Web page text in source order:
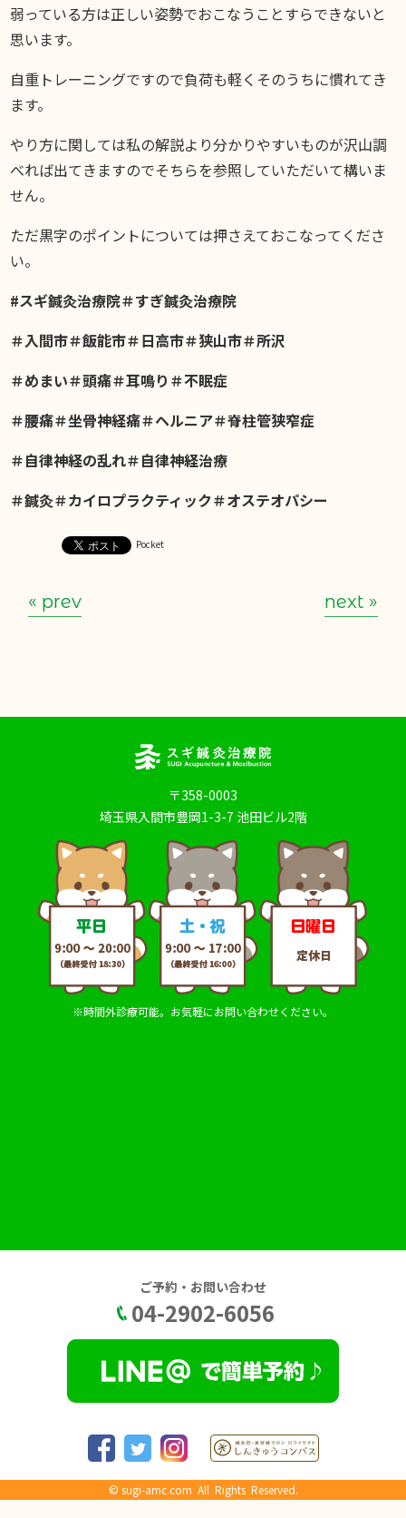
弱っている方は正しい姿勢でおこなうことすらできないと
思います。
自重トレーニングですので負荷も軽くそのうちに慣れてき
ます。
やり方に関しては私の解説より分かりやすいものが沢山調
べれば出てきますのでそちらを参照していただいて構いま
せん。
ただ黒字のポイントについては押さえておこなってくださ
い。
#スギ鍼灸治療院＃すぎ鍼灸治療院
＃入間市＃飯能市＃日高市＃狭山市＃所沢
＃めまい＃頭痛＃耳鳴り＃不眠症
＃腰痛＃坐骨神経痛＃ヘルニア＃脊柱管狭窄症
＃自律神経の乱れ＃自律神経治療
＃鍼灸＃カイロプラクティック＃オステオパシー
Pocket
« prev next »
〒358-0003
埼玉県入間市豊岡1-3-7 池田ビル2階
※時間外診療可能。お気軽にお問い合わせください。
ご予約・お問い合わせ
04-2902-6056
© sugi-amc.com All Rights Reserved.